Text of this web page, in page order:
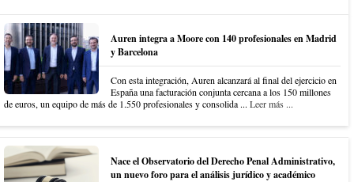
Auren integra a Moore con 140 profesionales en Madrid
y Barcelona
Con esta integración, Auren alcanzará al final del ejercicio en
España una facturación conjunta cercana a los 150 millones
de euros, un equipo de más de 1.550 profesionales y consolida ... Leer más ...
Nace el Observatorio del Derecho Penal Administrativo,
un nuevo foro para el análisis jurídico y académico